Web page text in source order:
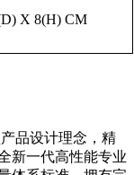
X 8(H) CM
品设计理念，精
新一代高性能专业